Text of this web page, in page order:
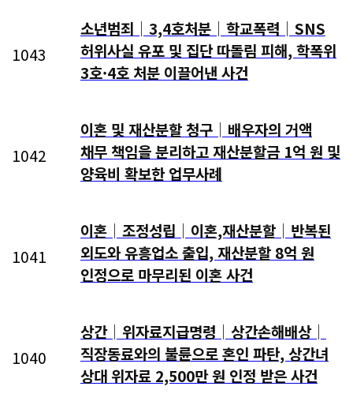
1043
소년범죄│3,4호처분│학교폭력│SNS
허위사실 유포 및 집단 따돌림 피해, 학폭위
3호·4호 처분 이끌어낸 사건
1042
이혼 및 재산분할 청구│배우자의 거액
채무 책임을 분리하고 재산분할금 1억 원 및
양육비 확보한 업무사례
1041
이혼│조정성립│이혼,재산분할│반복된
외도와 유흥업소 출입, 재산분할 8억 원
인정으로 마무리된 이혼 사건
1040
상간│위자료지급명령│상간손해배상│
직장동료와의 불륜으로 혼인 파탄, 상간녀
상대 위자료 2,500만 원 인정 받은 사건